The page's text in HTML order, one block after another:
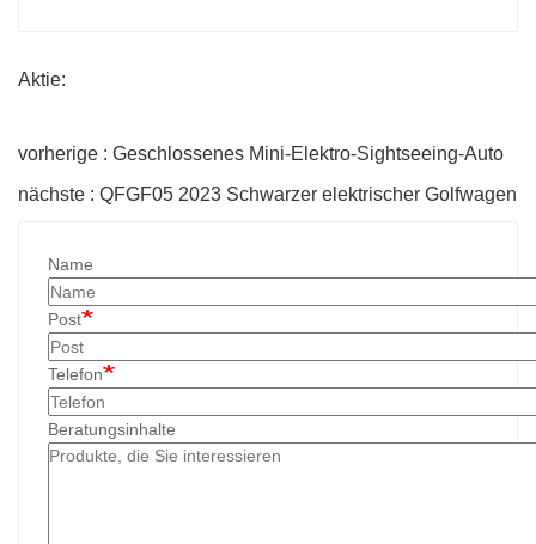
Aktie:
vorherige : Geschlossenes Mini-Elektro-Sightseeing-Auto
nächste : QFGF05 2023 Schwarzer elektrischer Golfwagen
Name
Post
Telefon
Beratungsinhalte